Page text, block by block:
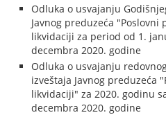
Odluka o usvajanju
Javnog preduzeća "Poslovni
likvidaciji za period od 1.
decembra 2020. godine
Odluka o usvajanju
izveštaja Javnog preduzeća
likvidaciji" za 2020. godinu
decembra 2020. godine